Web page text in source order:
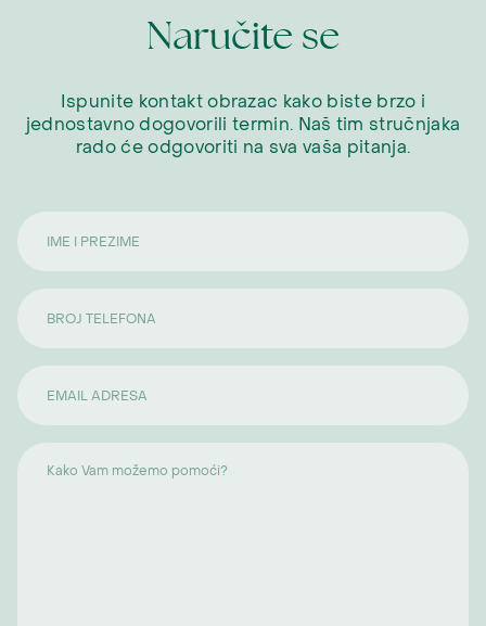
Naručite se
Ispunite kontakt obrazac kako biste brzo i
jednostavno dogovorili termin. Naš tim stručnjaka
rado će odgovoriti na sva vaša pitanja.